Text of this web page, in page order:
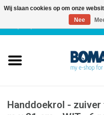
Klantenservice
Handdoekrol -
Wij slaan cookies op om onze
Nee